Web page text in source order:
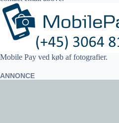
Mobile Pay ved køb af fotografier.
ANNONCE